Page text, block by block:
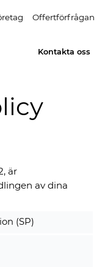
Offertförfrågan
Kontakta oss
är
av dina
(SP)